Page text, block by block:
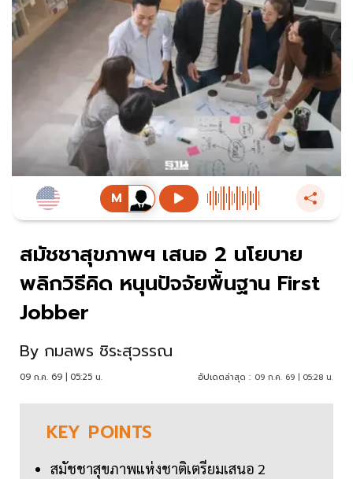
สมัชชาสุขภาพฯ เสนอ 2 นโยบาย
พลิกวิธีคิด หนุนปัจจัยพื้นฐาน First
Jobber
By กมลพร ชิระสุวรรณ
09 ก.ค. 69 | 05:25 น. อัปเดตล่าสุด : 09 ก.ค. 69 | 05:28 น.
KEY POINTS
สมัชชาสุขภาพแห่งชาติเตรียมเสนอ 2